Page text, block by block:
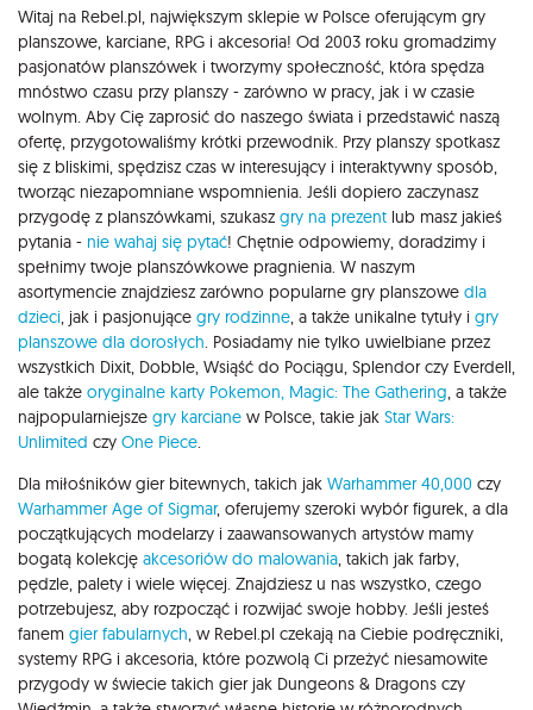
Witaj na Rebel.pl, największym sklepie w Polsce oferującym gry
planszowe, karciane, RPG i akcesoria! Od 2003 roku gromadzimy
pasjonatów planszówek i tworzymy społeczność, która spędza
mnóstwo czasu przy planszy - zarówno w pracy, jak i w czasie
wolnym. Aby Cię zaprosić do naszego świata i przedstawić naszą
ofertę, przygotowaliśmy krótki przewodnik. Przy planszy spotkasz
się z bliskimi, spędzisz czas w interesujący i interaktywny sposób,
tworząc niezapomniane wspomnienia. Jeśli dopiero zaczynasz
przygodę z planszówkami, szukasz gry na prezent lub masz jakieś
pytania - nie wahaj się pytać! Chętnie odpowiemy, doradzimy i
spełnimy twoje planszówkowe pragnienia. W naszym
asortymencie znajdziesz zarówno popularne gry planszowe dla
dzieci, jak i pasjonujące gry rodzinne, a także unikalne tytuły i gry
planszowe dla dorosłych. Posiadamy nie tylko uwielbiane przez
wszystkich Dixit, Dobble, Wsiąść do Pociągu, Splendor czy Everdell,
ale także oryginalne karty Pokemon, Magic: The Gathering, a także
najpopularniejsze gry karciane w Polsce, takie jak Star Wars:
Unlimited czy One Piece.
Dla miłośników gier bitewnych, takich jak Warhammer 40,000 czy
Warhammer Age of Sigmar, oferujemy szeroki wybór figurek, a dla
początkujących modelarzy i zaawansowanych artystów mamy
bogatą kolekcję akcesoriów do malowania, takich jak farby,
pędzle, palety i wiele więcej. Znajdziesz u nas wszystko, czego
potrzebujesz, aby rozpocząć i rozwijać swoje hobby. Jeśli jesteś
fanem gier fabularnych, w Rebel.pl czekają na Ciebie podręczniki,
systemy RPG i akcesoria, które pozwolą Ci przeżyć niesamowite
przygody w świecie takich gier jak Dungeons & Dragons czy